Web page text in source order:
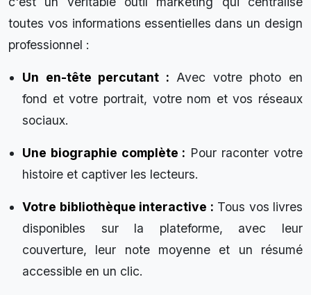
toutes vos informations essentielles dans un design
professionnel :
Un en-tête percutant : Avec votre photo en
fond et votre portrait, votre nom et vos réseaux
sociaux.
Une biographie complète : Pour raconter votre
histoire et captiver les lecteurs.
Votre bibliothèque interactive : Tous vos livres
disponibles sur la plateforme, avec leur
couverture, leur note moyenne et un résumé
accessible en un clic.